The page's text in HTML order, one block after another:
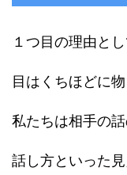
１つ目の理由とし
目はくちほどに
私たちは相手の
話し方といった